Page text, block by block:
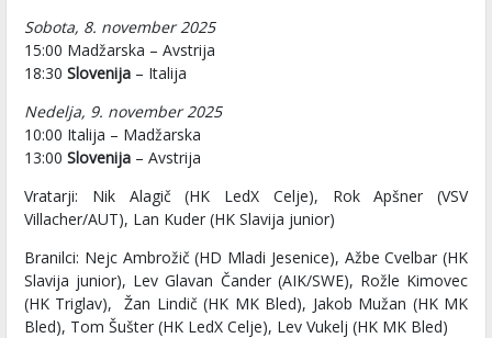
Sobota, 8. november 2025
15:00 Madžarska – Avstrija
18:30 Slovenija – Italija
Nedelja, 9. november 2025
10:00 Italija – Madžarska
13:00 Slovenija – Avstrija
Vratarji: Nik Alagič (HK LedX Celje), Rok Apšner (VSV
Villacher/AUT), Lan Kuder (HK Slavija junior)
Branilci: Nejc Ambrožič (HD Mladi Jesenice), Ažbe Cvelbar (HK
Slavija junior), Lev Glavan Čander (AIK/SWE), Rožle Kimovec
(HK Triglav), Žan Lindič (HK MK Bled), Jakob Mužan (HK MK
Bled), Tom Šušter (HK LedX Celje), Lev Vukelj (HK MK Bled)